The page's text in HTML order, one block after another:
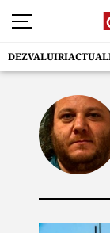
DEZVALUIRI